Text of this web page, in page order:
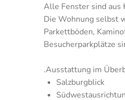
Alle Fenster sind aus
Die Wohnung selbst
Parkettböden,
Besucherparkplätze
.Ausstattung im
Salzburgblick